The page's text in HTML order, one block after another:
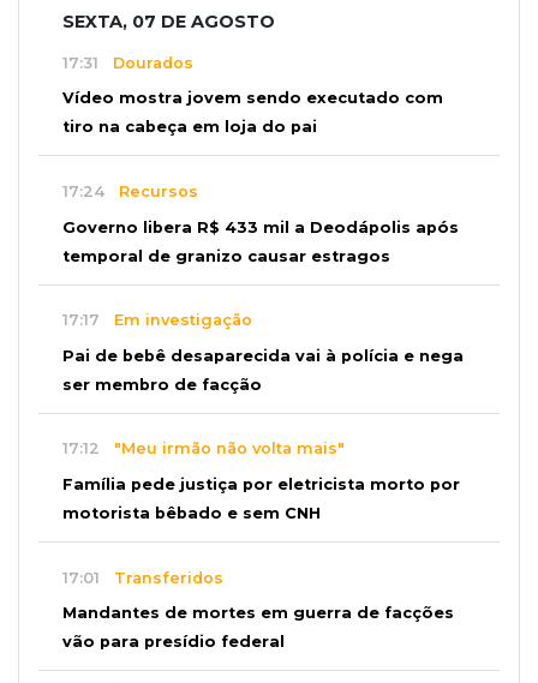
SEXTA, 07 DE AGOSTO
17:31 Dourados
Vídeo mostra jovem sendo executado com
tiro na cabeça em loja do pai
17:24 Recursos
Governo libera R$ 433 mil a Deodápolis após
temporal de granizo causar estragos
17:17 Em investigação
Pai de bebê desaparecida vai à polícia e nega
ser membro de facção
17:12 "Meu irmão não volta mais"
Família pede justiça por eletricista morto por
motorista bêbado e sem CNH
17:01 Transferidos
Mandantes de mortes em guerra de facções
vão para presídio federal